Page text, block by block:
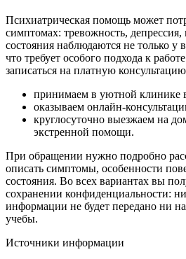
Психиатрическая помощь может
симптомах: тревожность,
состояния наблюдаются не только у
что требует особого подхода к
записаться на платную
принимаем в уютной клинике
оказываем онлайн-
круглосуточно выезжаем на
экстренной помощи.
При обращении нужно подробно
описать симптомы, особенности
состояния. Во всех вариантах вы
сохранении конфиденциальности:
информации не будет передано ни
учебы.
Источники информации